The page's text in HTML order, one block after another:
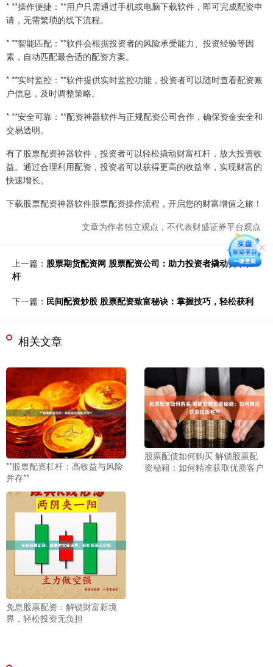
* **操作便捷：**用户只需通过手机或电脑下载软件，即可完成配资申
请，无需繁琐的线下流程。
* **智能匹配：**软件会根据投资者的风险承受能力、投资经验等因
素，自动匹配最合适的配资方案。
* **实时监控：**软件提供实时监控功能，投资者可以随时查看配资账
户信息，及时调整策略。
* **安全可靠：**配资神器软件与正规配资公司合作，确保资金安全和
交易透明。
有了股票配资神器软件，投资者可以轻松撬动财富杠杆，放大投资收
益。通过合理利用配资，投资者可以获得更高的收益率，实现财富的
快速增长。
下载股票配资神器软件股票配资操作流程，开启您的财富增值之旅！
文章为作者独立观点，不代表财盛证券平台观点
上一篇： 股票期货配资网 股票配资公司：助力投资者撬动资本杠
杆
下一篇： 民间配资炒股 股票配资致富秘诀：掌握技巧，轻松获利
相关文章
**股票配资杠杆：高收益与风险
并存**
股票配债如何购买 解锁股票配
资秘籍：如何精准获取优质客户
免息股票配资：解锁财富新境
界，轻松投资无负担